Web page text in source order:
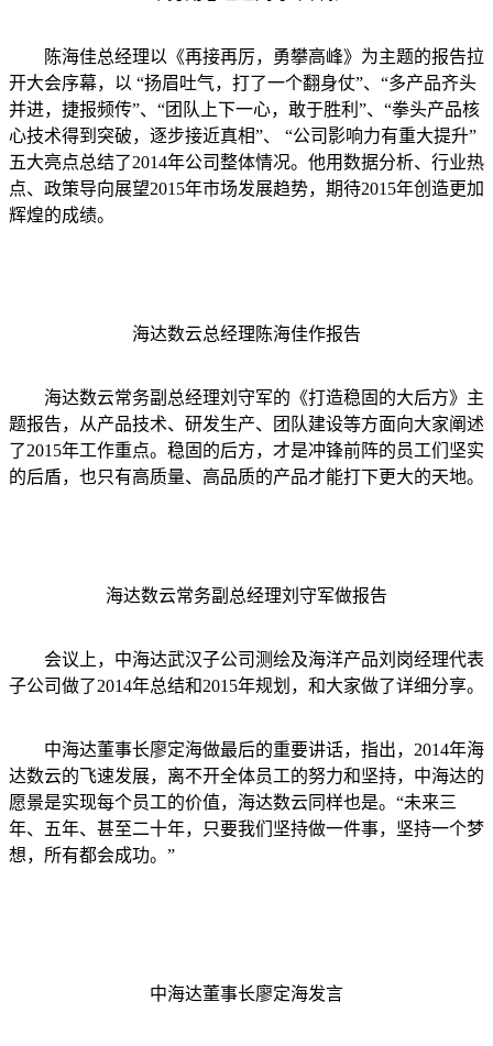
陈海佳总经理以《再接再厉，勇攀高峰》为主题的报告拉
开大会序幕，以 “扬眉吐气，打了一个翻身仗”、“多产品齐头
并进，捷报频传”、“团队上下一心，敢于胜利”、“拳头产品核
心技术得到突破，逐步接近真相”、 “公司影响力有重大提升”
五大亮点总结了2014年公司整体情况。他用数据分析、行业热
点、政策导向展望2015年市场发展趋势，期待2015年创造更加
辉煌的成绩。
海达数云总经理陈海佳作报告
海达数云常务副总经理刘守军的《打造稳固的大后方》主
题报告，从产品技术、研发生产、团队建设等方面向大家阐述
了2015年工作重点。稳固的后方，才是冲锋前阵的员工们坚实
的后盾，也只有高质量、高品质的产品才能打下更大的天地。
海达数云常务副总经理刘守军做报告
会议上，中海达武汉子公司测绘及海洋产品刘岗经理代表
子公司做了2014年总结和2015年规划，和大家做了详细分享。
中海达董事长廖定海做最后的重要讲话，指出，2014年海
达数云的飞速发展，离不开全体员工的努力和坚持，中海达的
愿景是实现每个员工的价值，海达数云同样也是。“未来三
年、五年、甚至二十年，只要我们坚持做一件事，坚持一个梦
想，所有都会成功。”
中海达董事长廖定海发言